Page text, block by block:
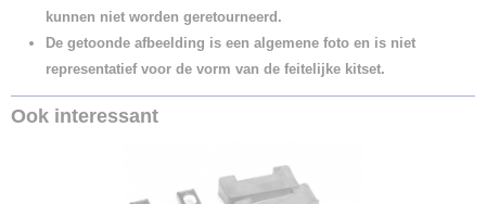
kunnen niet worden geretourneerd.
De getoonde afbeelding is een algemene foto en is niet
representatief voor de vorm van de feitelijke kitset.
Ook interessant